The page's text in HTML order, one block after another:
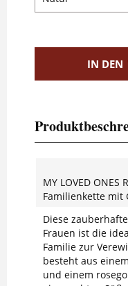
IN DEN
MY LOVED ONES
Familienkette mit
Diese
Frauen ist die
Familie zur
besteht aus
und einem